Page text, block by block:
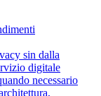
sin dalla
digitale
necessario